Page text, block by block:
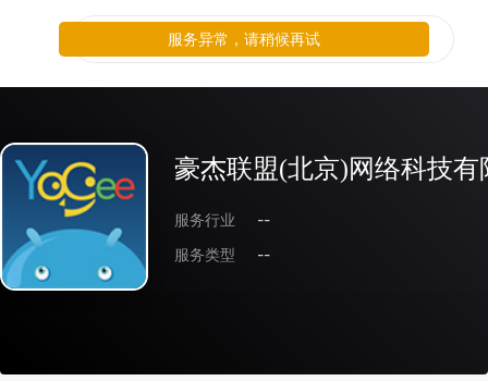
豪杰联盟(北京)网络科技有
服务行业
--
服务类型
--
服务异常，请稍候再试